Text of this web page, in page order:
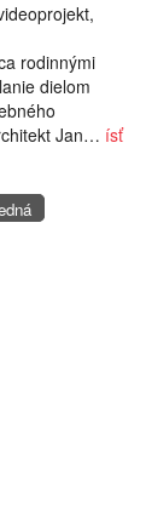
rodinnými
dielom
Jan… ísť